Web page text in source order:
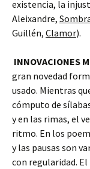
existencia, la
Aleixandre,
Guillén, Clamor).
INNOVACIONES
gran novedad
usado. Mientras
cómputo de
y en las rimas, el
ritmo. En los
y las pausas son
con regularidad.